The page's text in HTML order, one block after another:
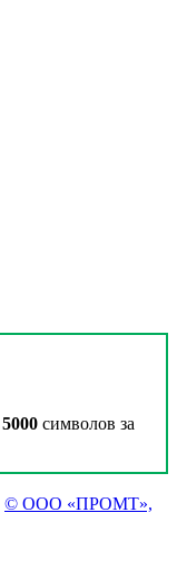
5000 символов за
© ООО «ПРОМТ»,